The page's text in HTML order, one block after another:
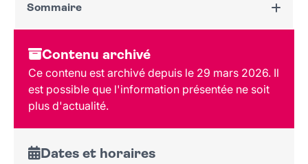
Sommaire
Dates et horaires
Au programme
Tarif et réservation
Public
Lieu et contact
Contenu archivé
Ce contenu est archivé depuis le 29 mars 2026. Il
est possible que l'information présentée ne soit
plus d'actualité.
Dates et horaires